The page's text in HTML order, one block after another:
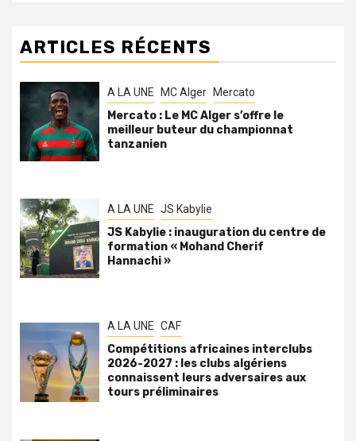
ARTICLES RÉCENTS
A LA UNE MC Alger Mercato
Mercato : Le MC Alger s’offre le
meilleur buteur du championnat
tanzanien
A LA UNE JS Kabylie
JS Kabylie : inauguration du centre de
formation « Mohand Cherif
Hannachi »
A LA UNE CAF
Compétitions africaines interclubs
2026-2027 : les clubs algériens
connaissent leurs adversaires aux
tours préliminaires